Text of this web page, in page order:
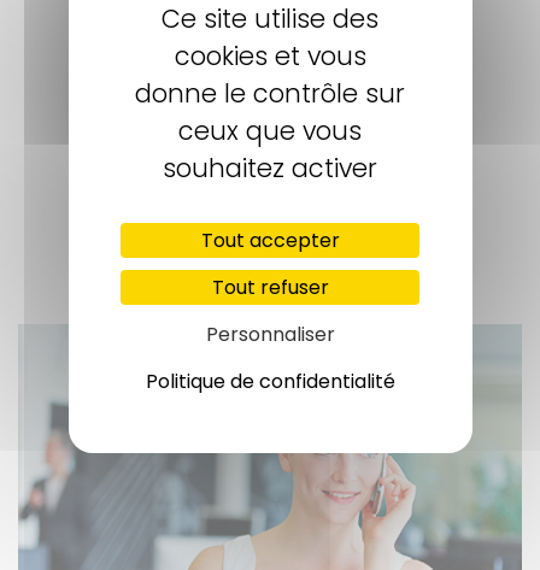
Poser un Rdv
POSER UN RDV
Ce site utilise des
cookies et vous
donne le contrôle sur
ceux que vous
souhaitez activer
Tout accepter
Tout refuser
Personnaliser
Politique de confidentialité